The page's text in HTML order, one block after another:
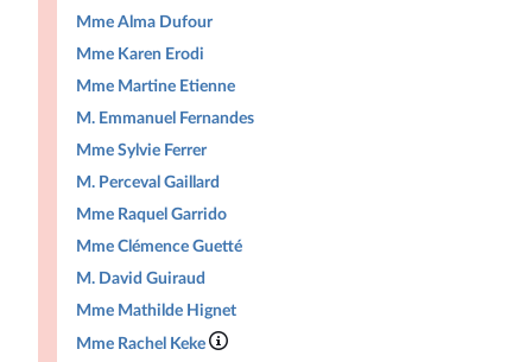
Mme Alma Dufour
Mme Karen Erodi
Mme Martine Etienne
M. Emmanuel Fernandes
Mme Sylvie Ferrer
M. Perceval Gaillard
Mme Raquel Garrido
Mme Clémence Guetté
M. David Guiraud
Mme Mathilde Hignet
Mme Rachel Keke